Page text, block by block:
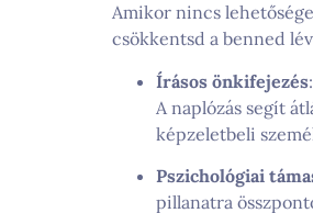
Amikor nincs
csökkentsd a benned
Írásos önkifejezés
A naplózás segít
képzeletbeli
Pszichológiai
pillanatra